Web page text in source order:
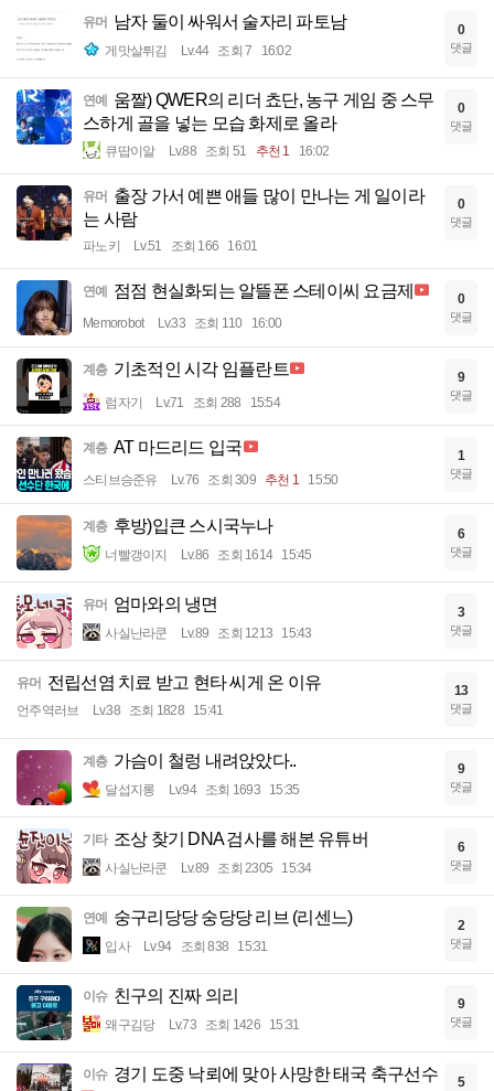
유머 남자 둘이 싸워서 술자리 파토남
게맛살튀김 Lv.44 조회 7 16:02
0
댓글
연예 움짤) QWER의 리더 쵸단, 농구 게임 중 스무
스하게 골을 넣는 모습 화제로 올라
큐땁이알 Lv.88 조회 51 추천 1 16:02
0
댓글
유머 출장 가서 예쁜 애들 많이 만나는 게 일이라
는 사람
파노키 Lv.51 조회 166 16:01
0
댓글
연예 점점 현실화되는 알뜰폰 스테이씨 요금제
Memorobot Lv.33 조회 110 16:00
0
댓글
계층 기초적인 시각 임플란트
럼자기 Lv.71 조회 288 15:54
9
댓글
계층 AT 마드리드 입국
스티브승준유 Lv.76 조회 309 추천 1 15:50
1
댓글
계층 후방)입큰 스시국누나
너빨갱이지 Lv.86 조회 1614 15:45
6
댓글
유머 엄마와의 냉면
사실난라쿤 Lv.89 조회 1213 15:43
3
댓글
유머 전립선염 치료 받고 현타 씨게 온 이유
언주역러브 Lv.38 조회 1828 15:41
13
댓글
계층 가슴이 철렁 내려앉았다..
달섭지롱 Lv.94 조회 1693 15:35
9
댓글
기타 조상 찾기 DNA 검사를 해본 유튜버
사실난라쿤 Lv.89 조회 2305 15:34
6
댓글
연예 숭구리당당 숭당당 리브 (리센느)
입사 Lv.94 조회 838 15:31
2
댓글
이슈 친구의 진짜 의리
왜구김당 Lv.73 조회 1426 15:31
9
댓글
이슈 경기 도중 낙뢰에 맞아 사망한 태국 축구선수 5